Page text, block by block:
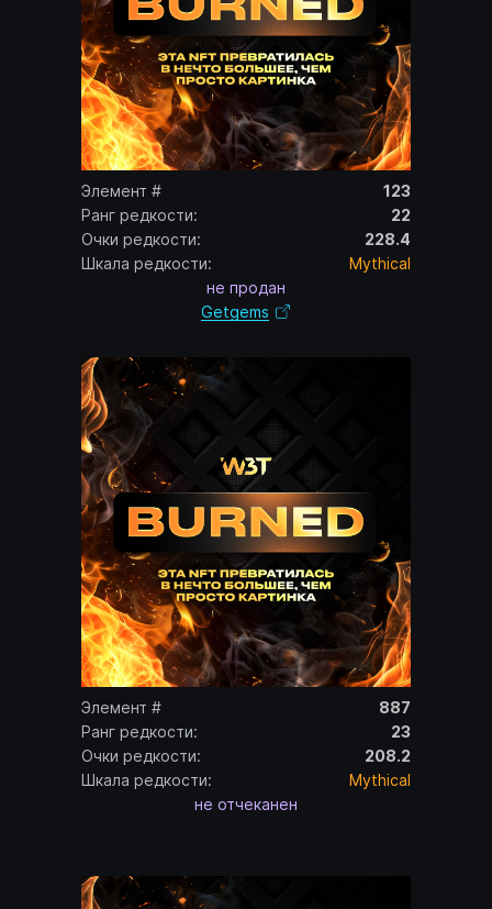
Элемент #
123
Ранг редкости:
22
Очки редкости:
228.4
Шкала редкости:
Mythical
не продан
Getgems
Элемент #
887
Ранг редкости:
23
Очки редкости:
208.2
Шкала редкости:
Mythical
не отчеканен